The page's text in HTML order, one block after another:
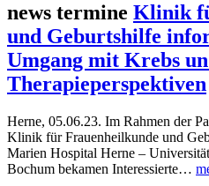
news termine Klinik
und Geburtshilfe
Umgang mit Krebs
Therapieperspektiven
Herne, 05.06.23. Im Rahmen der
Klinik für Frauenheilkunde und
Marien Hospital Herne –
Bochum bekamen Interessierte…